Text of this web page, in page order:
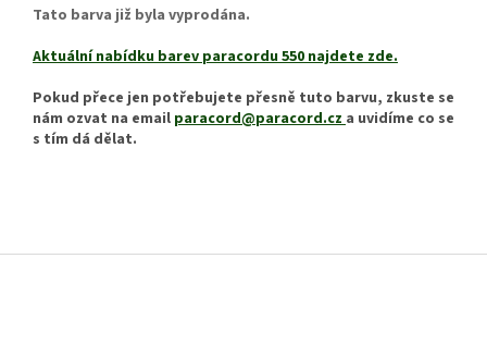
Tato barva již byla vyprodána.
Aktuální nabídku barev paracordu 550 najdete zde.
Pokud přece jen potřebujete přesně tuto barvu, zkuste se
nám ozvat na email paracord@paracord.cza uvidíme co se
s tím dá dělat.